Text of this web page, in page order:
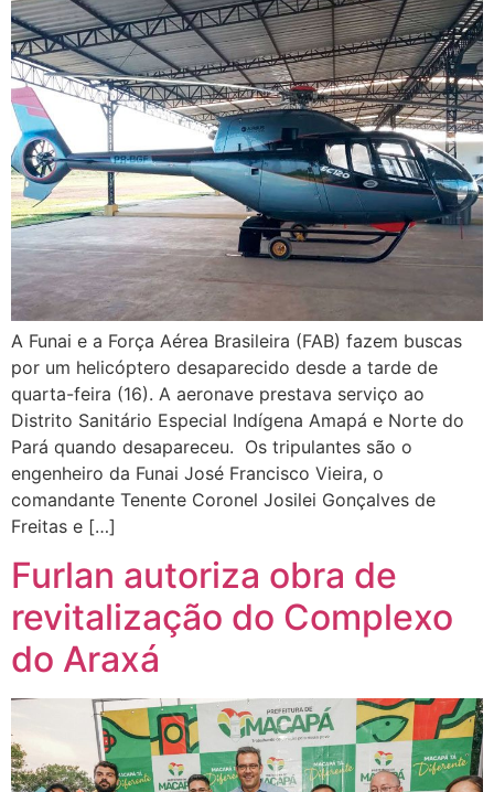
A Funai e a Força Aérea Brasileira (FAB) fazem buscas
por um helicóptero desaparecido desde a tarde de
quarta-feira (16). A aeronave prestava serviço ao
Distrito Sanitário Especial Indígena Amapá e Norte do
Pará quando desapareceu. Os tripulantes são o
engenheiro da Funai José Francisco Vieira, o
comandante Tenente Coronel Josilei Gonçalves de
Freitas e […]
Furlan autoriza obra de
revitalização do Complexo
do Araxá